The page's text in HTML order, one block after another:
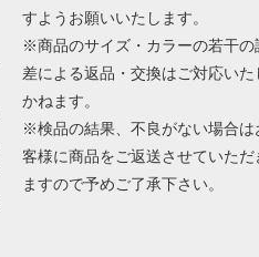
すようお願いいたします。
※商品のサイズ・カラーの若干の
差による返品・交換はご対応いた
かねます。
※検品の結果、不良がない場合は
客様に商品をご返送させていただ
ますので予めご了承下さい。